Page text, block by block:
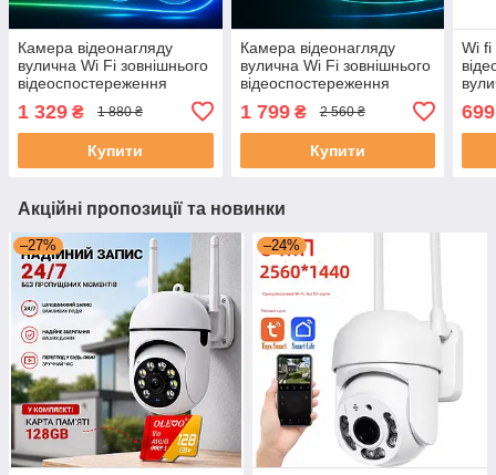
Камера відеонагляду
вулична Wi Fi зовнішнього
відеоспостереження
відеокамера IP WIFI
Camera V360Pro комплект
1 329 ₴ 1 880 ₴
Купити
Камера відеонагляду
вулична Wi Fi зовнішнього
відеоспостереження
відеокамера IP WIFI
Camera V360Pro комплект
1 799₴ 2 560 ₴
Купити
Wi fi
699
Акційні пропозиції та новинки
–27% –24%